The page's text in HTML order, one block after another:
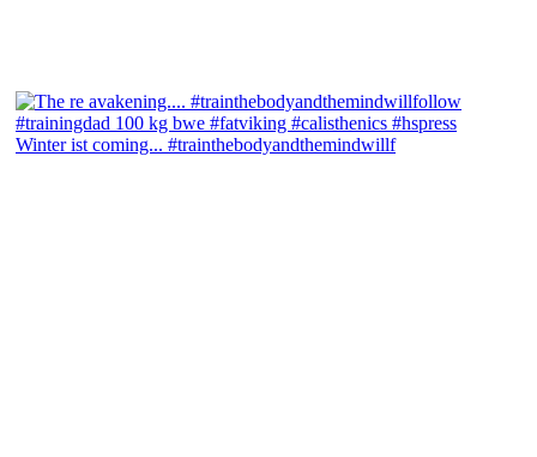
Winter ist coming... #trainthebodyandthemindwillf